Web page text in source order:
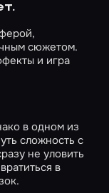
сюжетом.
и игра
в одном из
сложность с
не уловить
в